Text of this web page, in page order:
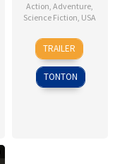
Action,Adventure,
Science Fiction, USA
28
Jul
1995
Kevin
Reynolds
TRAILER
TONTON